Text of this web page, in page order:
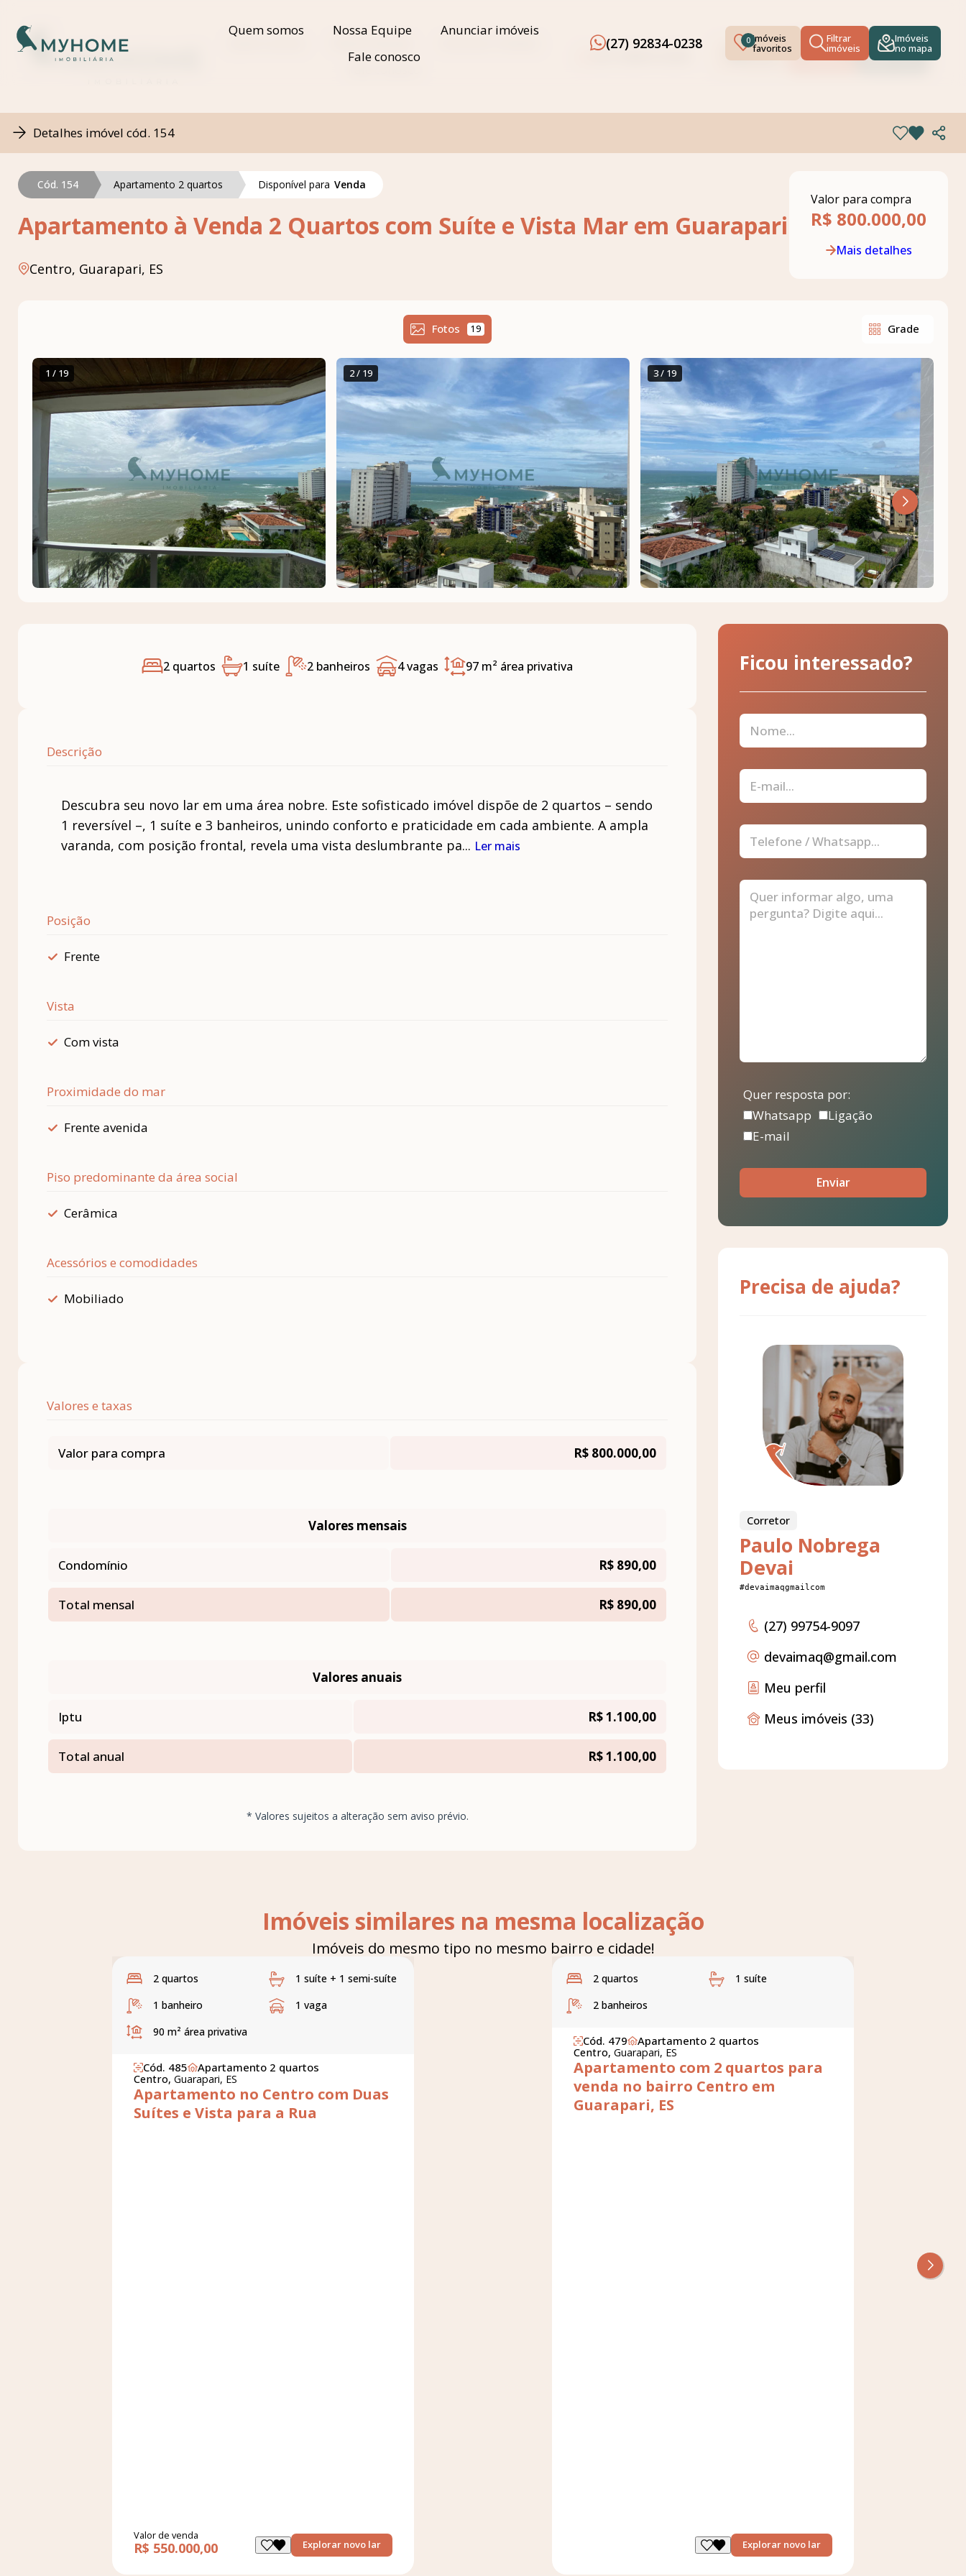
Nossa Equipe Imóveis
favoritos
Filtrar
imóveis
Imóveis
no mapa
Quem somos Nossa Equipe
Anunciar imóveis
Fale conosco
(27) 92834-0238 Imóveis
favoritos
0 Filtrar
imóveis
Imóveis
no mapa
Detalhes imóvel cód. 154
Cód. 154 Apartamento 2 quartos Disponível para Venda
Apartamento à Venda 2 Quartos com Suíte e Vista Mar em Guarapari
Centro, Guarapari, ES
Valor para compra
R$ 800.000,00
Mais detalhes
Fotos 19 Grade
1 / 19 2 / 19 3 / 19
2 quartos 1 suíte 2 banheiros 4 vagas 97 m² área privativa
Descrição
Descubra seu novo lar em uma área nobre. Este sofisticado imóvel dispõe de 2 quartos – sendo
1 reversível –, 1 suíte e 3 banheiros, unindo conforto e praticidade em cada ambiente. A ampla
varanda, com posição frontal, revela uma vista deslumbrante pa... Ler mais
Posição
Frente
Vista
Com vista
Proximidade do mar
Frente avenida
Piso predominante da área social
Cerâmica
Acessórios e comodidades
Mobiliado
Valores e taxas
Valor para compra R$ 800.000,00
Valores mensais
Condomínio R$ 890,00
Total mensal R$ 890,00
Valores anuais
Iptu R$ 1.100,00
Total anual R$ 1.100,00
* Valores sujeitos a alteração sem aviso prévio.
Ficou interessado?
Quer resposta por:
Whatsapp
Ligação
E-mail
Enviar
Precisa de ajuda?
Corretor
Paulo Nobrega
Devai
#devaimaqgmailcom
(27) 99754-9097
devaimaq@gmail.com
Meu perfil
Meus imóveis (33)
Imóveis similares na mesma localização
Imóveis do mesmo tipo no mesmo bairro e cidade!
2 quartos
1 suíte + 1 semi-suíte
1 banheiro
1 vaga
90 m² área privativa
Cód. 485 Apartamento 2 quartos
Centro, Guarapari, ES
Apartamento no Centro com Duas
Suítes e Vista para a Rua
Valor de venda
R$ 550.000,00 Explorar novo lar
2 quartos
1 suíte
2 banheiros
Cód. 479 Apartamento 2 quartos
Centro, Guarapari, ES
Apartamento com 2 quartos para
venda no bairro Centro em
Guarapari, ES
Explorar novo lar